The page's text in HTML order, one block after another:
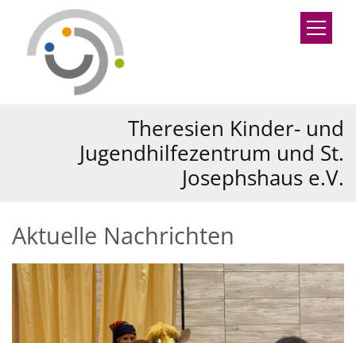
Zum Inhalt springen
Theresien Kinder- und
Jugendhilfezentrum und St.
Josephshaus e.V.
Aktuelle Nachrichten